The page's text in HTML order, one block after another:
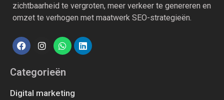
zichtbaarheid te vergroten, meer verkeer te genereren en
omzet te verhogen met maatwerk SEO-strategieën.
Categorieën
Digital marketing